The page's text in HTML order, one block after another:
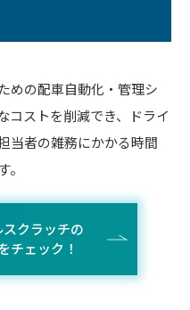
めの配車自動化・管理シ
コストを削減でき、ドライ
当者の雑務にかかる時間
クラッチの
チェック！